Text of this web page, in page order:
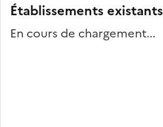
Établissements
En cours de chargement...